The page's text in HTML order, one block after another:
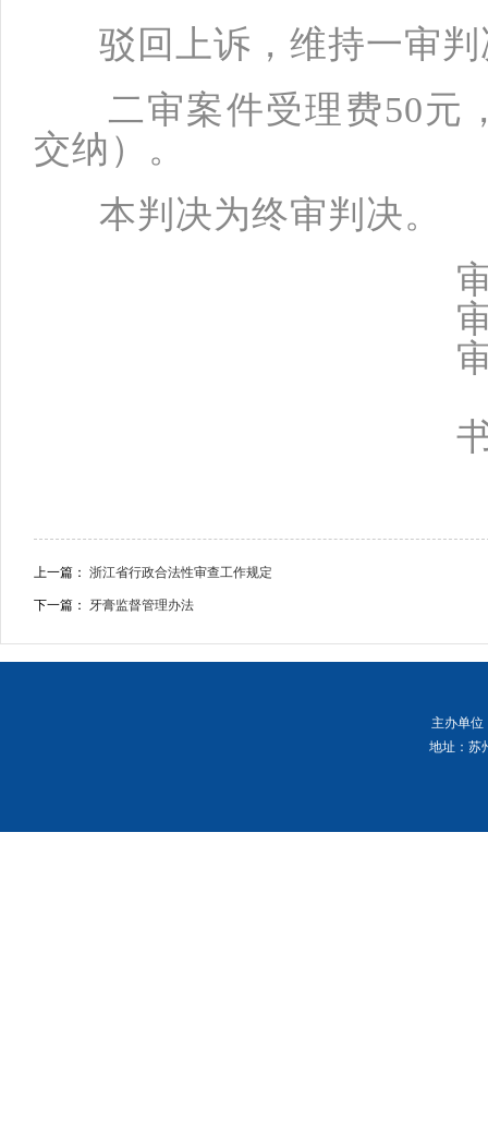
驳回上诉，维持一审判
二审案件受理费50元
交纳）。
本判决为终审判决。
上一篇： 浙江省行政合法性审查工作规定
下一篇： 牙膏监督管理办法
主办单
地址：苏